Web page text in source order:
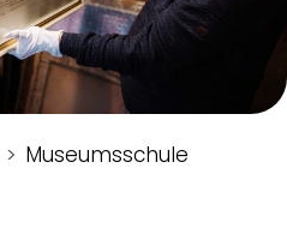
Museumsschule